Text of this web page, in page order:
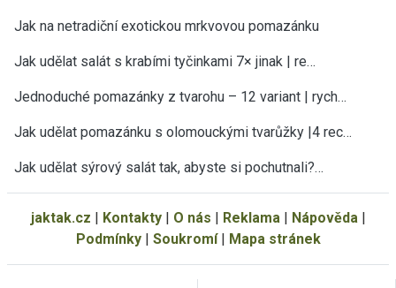
Jak na netradiční exotickou mrkvovou pomazánku
Jak udělat salát s krabími tyčinkami 7× jinak | re…
Jednoduché pomazánky z tvarohu – 12 variant | rych…
Jak udělat pomazánku s olomouckými tvarůžky |4 rec…
Jak udělat sýrový salát tak, abyste si pochutnali?…
jaktak.cz | Kontakty| O nás | Reklama| Nápověda|
Podmínky| Soukromí| Mapa stránek